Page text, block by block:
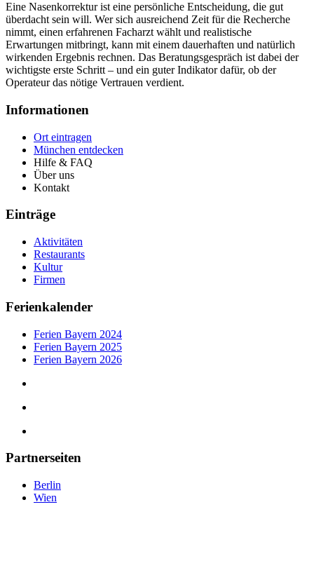
Eine Nasenkorrektur ist eine persönliche Entscheidung, die gut
überdacht sein will. Wer sich ausreichend Zeit für die Recherche
nimmt, einen erfahrenen Facharzt wählt und realistische
Erwartungen mitbringt, kann mit einem dauerhaften und natürlich
wirkenden Ergebnis rechnen. Das Beratungsgespräch ist dabei der
wichtigste erste Schritt – und ein guter Indikator dafür, ob der
Operateur das nötige Vertrauen verdient.
Informationen
Ort eintragen
München entdecken
Hilfe & FAQ
Über uns
Kontakt
Einträge
Aktivitäten
Restaurants
Kultur
Firmen
Ferienkalender
Ferien Bayern 2024
Ferien Bayern 2025
Ferien Bayern 2026
Partnerseiten
Berlin
Wien